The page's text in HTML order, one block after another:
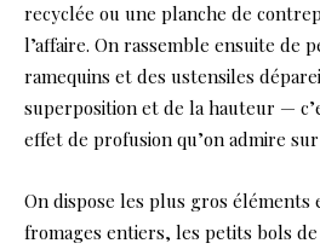
recyclée ou une planche de
l’affaire. On rassemble ensuite de
ramequins et des ustensiles
superposition et de la hauteur —
effet de profusion qu’on admire
On dispose les plus gros éléments
fromages entiers, les petits bols